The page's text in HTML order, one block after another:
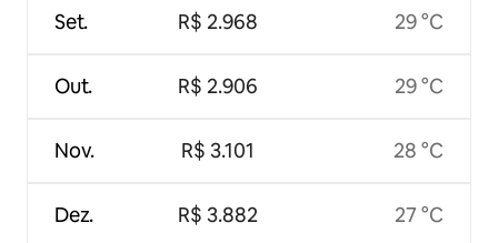
Set.
Out.
Nov.
Dez.
R$ 2.968
R$ 2.906
R$ 3.101
R$ 3.882
29 °C
29 °C
28 °C
27 °C